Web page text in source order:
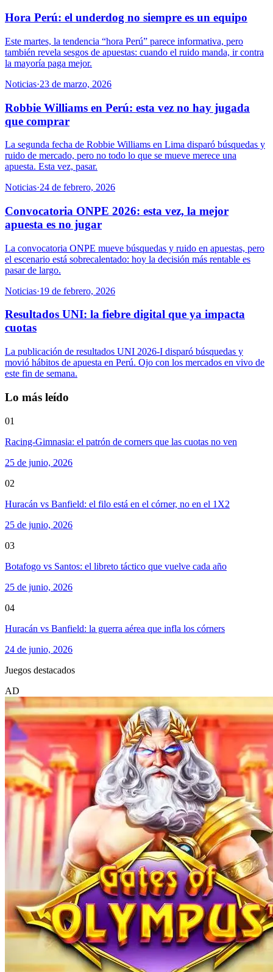
Hora Perú: el underdog no siempre es un equipo
Este martes, la tendencia “hora Perú” parece informativa, pero
también revela sesgos de apuestas: cuando el ruido manda, ir contra
la mayoría paga mejor.
Noticias·23 de marzo, 2026
Robbie Williams en Perú: esta vez no hay jugada
que comprar
La segunda fecha de Robbie Williams en Lima disparó búsquedas y
ruido de mercado, pero no todo lo que se mueve merece una
apuesta. Esta vez, pasar.
Noticias·24 de febrero, 2026
Convocatoria ONPE 2026: esta vez, la mejor
apuesta es no jugar
La convocatoria ONPE mueve búsquedas y ruido en apuestas, pero
el escenario está sobrecalentado: hoy la decisión más rentable es
pasar de largo.
Noticias·19 de febrero, 2026
Resultados UNI: la fiebre digital que ya impacta
cuotas
La publicación de resultados UNI 2026-I disparó búsquedas y
movió hábitos de apuesta en Perú. Ojo con los mercados en vivo de
este fin de semana.
Lo más leído
01
Racing-Gimnasia: el patrón de corners que las cuotas no ven
25 de junio, 2026
02
Huracán vs Banfield: el filo está en el córner, no en el 1X2
25 de junio, 2026
03
Botafogo vs Santos: el libreto táctico que vuelve cada año
25 de junio, 2026
04
Huracán vs Banfield: la guerra aérea que infla los córners
24 de junio, 2026
Juegos destacados
AD